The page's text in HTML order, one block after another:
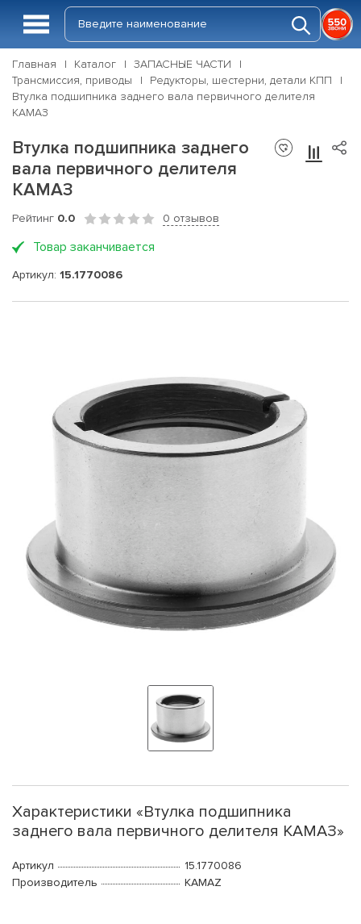
Главная Каталог
ЗАПАСНЫЕ ЧАСТИ
Трансмиссия, приводы
Редукторы, шестерни, детали КПП
Втулка подшипника заднего вала первичного делителя
КАМАЗ
Втулка подшипника заднего
вала первичного делителя
КАМАЗ
Рейтинг 0.0 0 отзывов
Товар заканчивается
Артикул: 15.1770086
Характеристики «Втулка подшипника
заднего вала первичного делителя КАМАЗ»
Артикул
15.1770086
Производитель
KAMAZ